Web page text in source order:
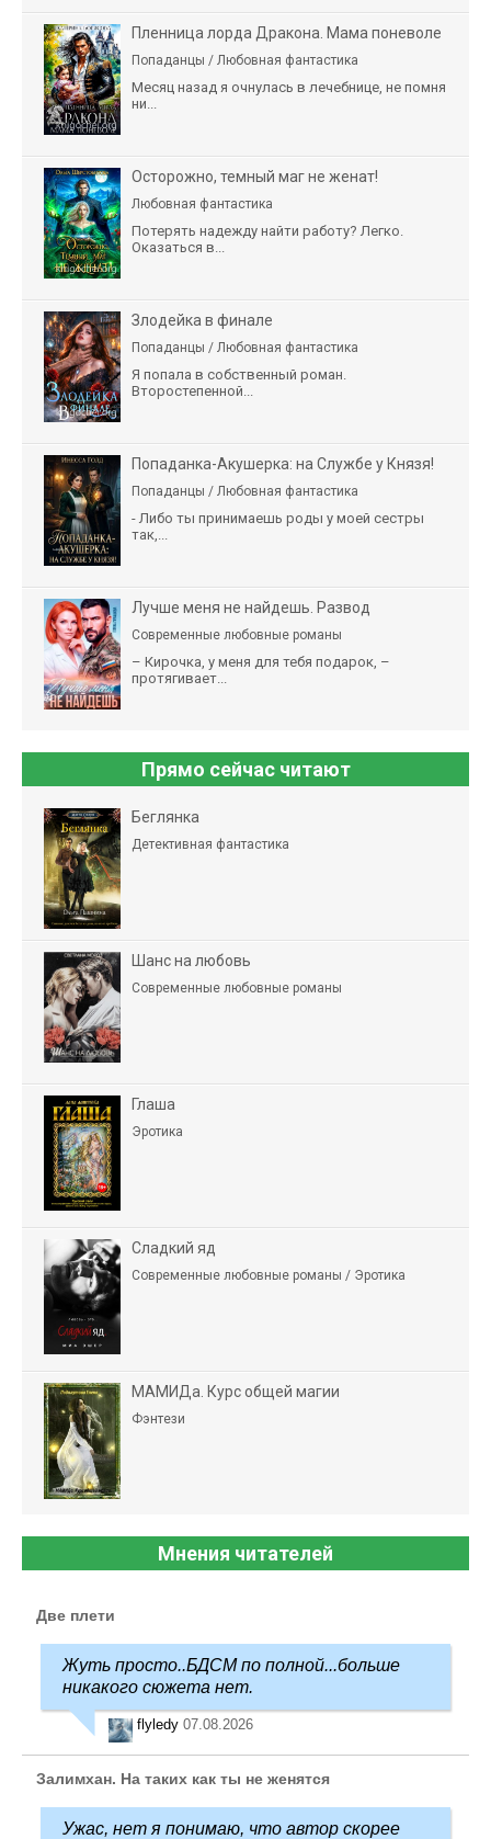
Пленница лорда Дракона. Мама поневоле
Попаданцы / Любовная фантастика
Месяц назад я очнулась в лечебнице, не помня
ни...
Осторожно, темный маг не женат!
Любовная фантастика
Потерять надежду найти работу? Легко.
Оказаться в...
Злодейка в финале
Попаданцы / Любовная фантастика
Я попала в собственный роман.
Второстепенной...
Попаданка-Акушерка: на Службе у Князя!
Попаданцы / Любовная фантастика
- Либо ты принимаешь роды у моей сестры
так,...
Лучше меня не найдешь. Развод
Современные любовные романы
– Кирочка, у меня для тебя подарок, –
протягивает...
Прямо сейчас читают
Беглянка
Детективная фантастика
Шанс на любовь
Современные любовные романы
Глаша
Эротика
Сладкий яд
Современные любовные романы / Эротика
МАМИДа. Курс общей магии
Фэнтези
Мнения читателей
Две плети
Жуть просто..БДСМ по полной...больше
никакого сюжета нет.
flyledy 07.08.2026
Залимхан. На таких как ты не женятся
Ужас, нет я понимаю, что автор скорее